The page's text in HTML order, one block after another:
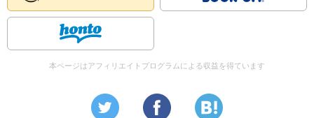
本ページはアフィリエイトプログラムによる収益を得ています